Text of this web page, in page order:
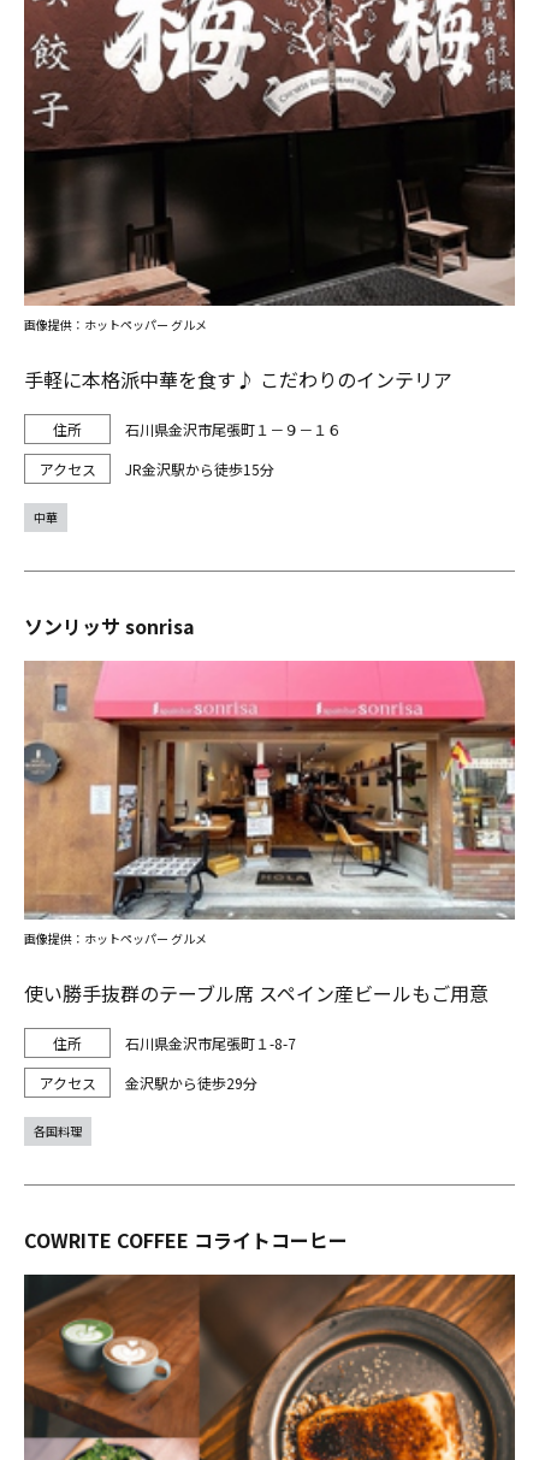
手軽に本格派中華を食す♪ こだわりのインテリア
石川県金沢市尾張町１－９－１６
JR金沢駅から徒歩15分
画像提供：ホットペッパー グルメ
中華
ソンリッサ sonrisa
使い勝手抜群のテーブル席 スペイン産ビールもご用意
石川県金沢市尾張町１-8-7
金沢駅から徒歩29分
画像提供：ホットペッパー グルメ
各国料理
COWRITE COFFEE コライトコーヒー